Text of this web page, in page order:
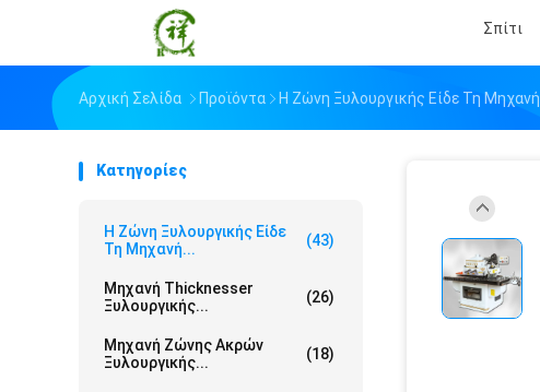
Σπίτι
Αρχική Σελίδα Προϊόντα Η Ζώνη Ξυλουργικής Είδε Τη Μηχανή
Κατηγορίες
Η Ζώνη Ξυλουργικής Είδε
Τη Μηχανή...
(43)
Μηχανή Thicknesser
Ξυλουργικής...
(26)
Μηχανή Ζώνης Ακρών
Ξυλουργικής...
(18)